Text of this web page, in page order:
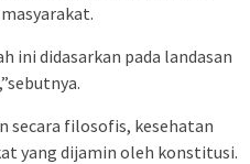
ini didasarkan pada landasan
secara filosofis, kesehatan
yang dijamin oleh konstitusi.